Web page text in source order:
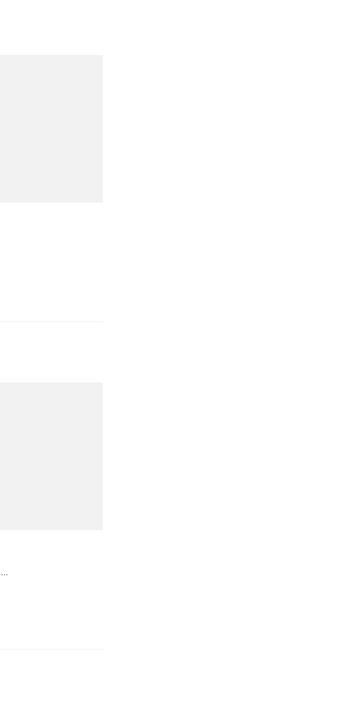
ڈی سی پر مبنی کرنٹ سرجیکل نے اس ہفتے $3.2 ملین بیج کا اعلان کیا۔ راؤنڈ، جس سے فرم کے…